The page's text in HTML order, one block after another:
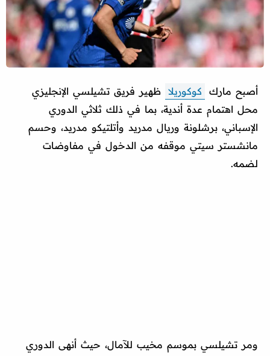
أصبح مارك كوكوريلا ظهير فريق تشيلسي الإنجليزي
محل اهتمام عدة أندية، بما في ذلك ثلاثي الدوري
الإسباني، برشلونة وريال مدريد وأتلتيكو مدريد، وحسم
مانشستر سيتي موقفه من الدخول في مفاوضات
لضمه.
ومر تشيلسي بموسم مخيب للآمال، حيث أنهى الدوري